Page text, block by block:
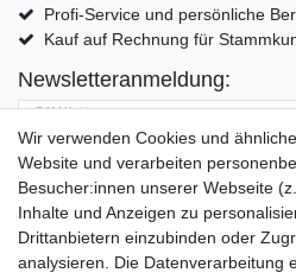
Profi-Service und persönliche
Kauf auf Rechnung für
Newsletteranmeldung:
E-MAIL **
Hiermit bestätige ich, dass ich die
Einwilligung kann ich jederzeit widerrufen.**
Abonnieren
Wir verwenden Cookies und
Website und verarbeiten
Besucher:innen unserer Webseite
Inhalte und Anzeigen zu
Drittanbietern einzubinden oder
analysieren. Die Datenverarbeitung